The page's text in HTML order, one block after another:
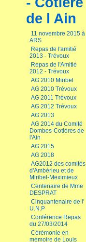
de l Ain
11 novembre 2015 à
ARS
Repas de l'amitié
2013 - Trévoux
Repas de l'Amitié
2012 - Trévoux
AG 2010 Miribel
AG 2010 Trévoux
AG 2011 Trévoux
AG 2012 Trévoux
AG 2013
AG 2014 du Comité
Dombes-Cotières de
l'Ain
AG 2015
AG 2018
AG2012 des comités
d'Ambérieu et de
Miribel-Meximieux
Centenaire de Mme
DESPRAT
Cinquantenaire de l'
U.N.P
Conférence Repas
du 27/03/2014
Cérémonie en
mémoire de Louis